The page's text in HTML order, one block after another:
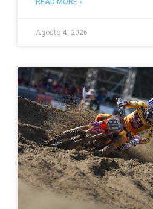
READ MORE »
Agosto 4, 2026